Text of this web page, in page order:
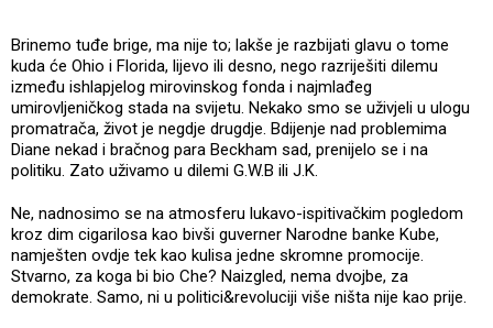
Brinemo tuđe brige, ma nije to; lakše je razbijati glavu o tome
kuda će Ohio i Florida, lijevo ili desno, nego razriješiti dilemu
između ishlapjelog mirovinskog fonda i najmlađeg
umirovljeničkog stada na svijetu. Nekako smo se uživjeli u ulogu
promatrača, život je negdje drugdje. Bdijenje nad problemima
Diane nekad i bračnog para Beckham sad, prenijelo se i na
politiku. Zato uživamo u dilemi G.W.B ili J.K.
Ne, nadnosimo se na atmosferu lukavo-ispitivačkim pogledom
kroz dim cigarilosa kao bivši guverner Narodne banke Kube,
namješten ovdje tek kao kulisa jedne skromne promocije.
Stvarno, za koga bi bio Che? Naizgled, nema dvojbe, za
demokrate. Samo, ni u politici&revoluciji više ništa nije kao prije.